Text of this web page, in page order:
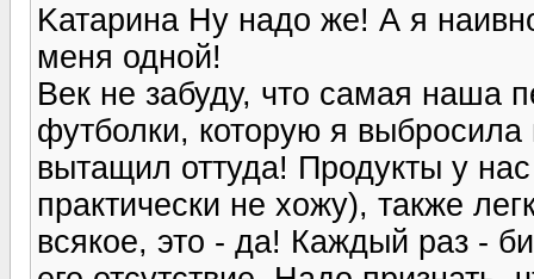
Kатарина Ну надо же! А я
меня одной!
Век не забуду, что самая наша
футболки, которую я
вытащил оттуда! Продукты у
практически не хожу), также
всякое, это - да! Каждый раз -